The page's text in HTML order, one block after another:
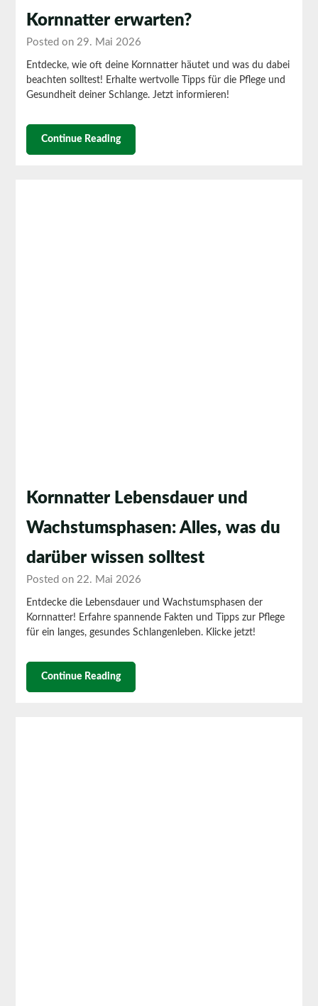
Kornnatter erwarten?
Posted on 29. Mai 2026
Entdecke, wie oft deine Kornnatter häutet und was du dabei
beachten solltest! Erhalte wertvolle Tipps für die Pflege und
Gesundheit deiner Schlange. Jetzt informieren!
Continue Reading
Kornnatter Lebensdauer und
Wachstumsphasen: Alles, was du
darüber wissen solltest
Posted on 22. Mai 2026
Entdecke die Lebensdauer und Wachstumsphasen der
Kornnatter! Erfahre spannende Fakten und Tipps zur Pflege
für ein langes, gesundes Schlangenleben. Klicke jetzt!
Continue Reading